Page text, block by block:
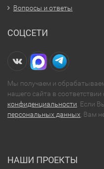
Вопросы и ответы
СОЦСЕТИ
Мы получаем и
нашего сайта в соответствии
конфиденциальности . Если
персональных данных , Вам
НАШИ ПРОЕКТЫ